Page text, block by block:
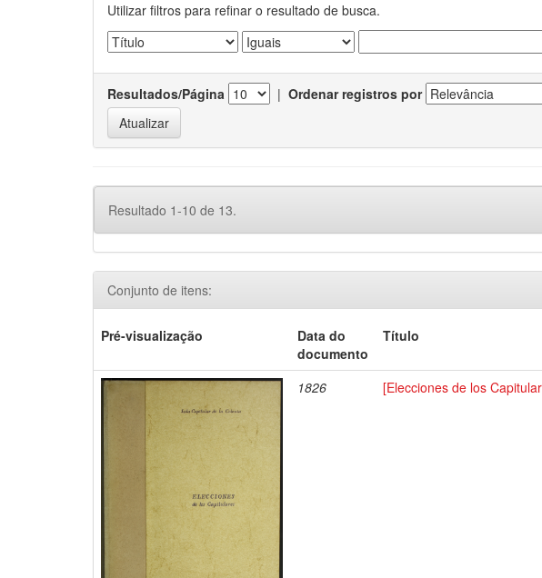
Utilizar filtros para refinar o resultado de busca.
Resultados/Página | Ordenar registros por
Resultado 1-10 de 13.
Conjunto de itens:
Pré-visualização
Data do
documento
Título
1826 [Elecciones de los